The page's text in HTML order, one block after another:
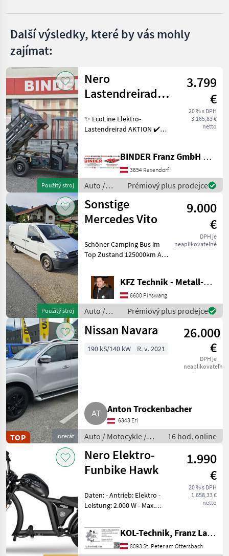
Další výsledky, které by vás mohly
zajímat:
Použitý stroj
Nero
Lastendreirad
TukTuk
3.799
€
20 % s DPH
3.165,83 €
netto
✨ EcoLine Elektro-
Lastendreirad AKTION ✔️
Ausführung ✔️ mit 45km/h
und Dach ✔️ optimal für
jeden Betrieb, Hof oder
BINDER Franz GmbH & CoKG
3654 Raxendorf
Auto /
Motocykle
/ Nero
Prémiový plus prodejce
Použitý stroj
Sonstige
Mercedes Vito
9.000
€
DPH je
neaplikovateľné
Schöner Camping Bus im
Top Zustand 125000km Als
Einsatzbar Navi
Rückkamera Kein Allrad 3-
Sitzer Diesel 130PS 2
Besitzer Auto / Motocy
KFZ Technik - Metall-Maschinenbau Wörle
6600 Pinswang
Auto /
Motocykle
/ Sonstige
Prémiový plus prodejce
Inzerát
TOP
Nissan Navara
26.000
€
DPH je
neaplikovateľné
190 kS/140 kW R. v. 2021
Anton Trockenbacher
6343 Erl
Auto / Motocykle /
Terénne vozidlo
16 hod. online
Nero Elektro-
Funbike Hawk
1.990
€
20 % s DPH
1.658,33 €
netto
Daten: - Antrieb: Elektro -
Leistung: 2.000 W - Max.
Geschwindigkeitsstufen: 3 -
Reichweite: 60–80 km -
Akku: 60V/30Ah Lithium - La
KOL-Technik, Franz Lampl-Küssner
8093 St. Peter am Ottersbach